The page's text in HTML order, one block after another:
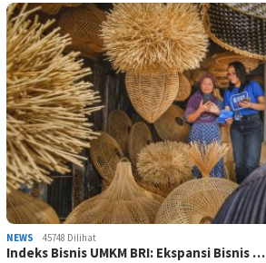
NEWS 45748 Dilihat
Indeks Bisnis UMKM BRI: Ekspansi Bisnis …